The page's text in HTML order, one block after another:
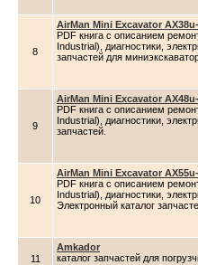
8
AirMan Mini Excavator
PDF книга с описанием
Industrial), диагностики,
запчастей для
9
AirMan Mini Excavator
PDF книга с описанием
Industrial), диагностики,
запчастей.
10
AirMan Mini Excavator
PDF книга с описанием
Industrial), диагностики,
Электронный каталог
11
Amkador
каталог запчастей для